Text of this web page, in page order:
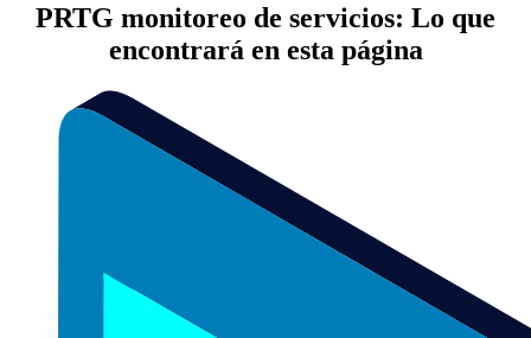
PRTG monitoreo de servicios: Lo que
encontrará en esta página